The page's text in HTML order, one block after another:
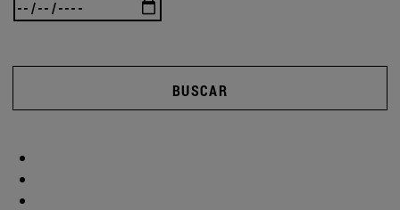
BUSCAR